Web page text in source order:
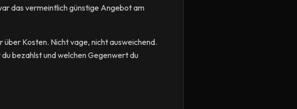
das vermeintlich günstige Angebot am
über Kosten. Nicht vage, nicht ausweichend.
bezahlst und welchen Gegenwert du